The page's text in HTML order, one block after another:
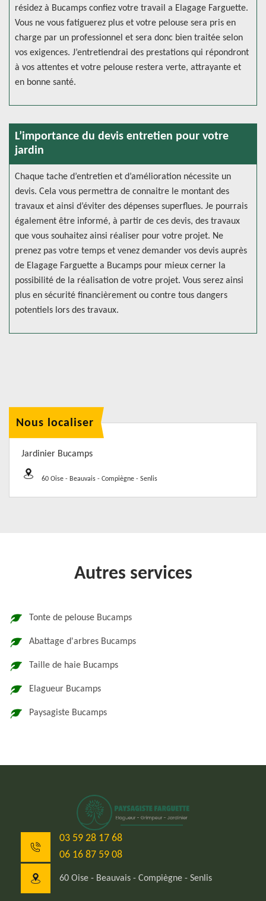
résidez à Bucamps confiez votre travail a Elagage Farguette.
Vous ne vous fatiguerez plus et votre pelouse sera pris en
charge par un professionnel et sera donc bien traitée selon
vos exigences. J’entretiendrai des prestations qui répondront
à vos attentes et votre pelouse restera verte, attrayante et
en bonne santé.
L’importance du devis entretien pour votre
jardin
Chaque tache d’entretien et d’amélioration nécessite un
devis. Cela vous permettra de connaitre le montant des
travaux et ainsi d’éviter des dépenses superflues. Je pourrais
également être informé, à partir de ces devis, des travaux
que vous souhaitez ainsi réaliser pour votre projet. Ne
prenez pas votre temps et venez demander vos devis auprès
de Elagage Farguette a Bucamps pour mieux cerner la
possibilité de la réalisation de votre projet. Vous serez ainsi
plus en sécurité financièrement ou contre tous dangers
potentiels lors des travaux.
Nous localiser
Jardinier Bucamps
60 Oise - Beauvais - Compiègne - Senlis
Autres services
Tonte de pelouse Bucamps
Abattage d'arbres Bucamps
Taille de haie Bucamps
Elagueur Bucamps
Paysagiste Bucamps
03 59 28 17 68
06 16 87 59 08
60 Oise - Beauvais - Compiègne - Senlis